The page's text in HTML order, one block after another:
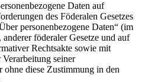
Daten auf
des Föderalen Gesetzes
personenbezogene Daten“ (im
föderaler Gesetze und auf
Rechtsakte sowie mit
seiner
ohne diese Zustimmung in den